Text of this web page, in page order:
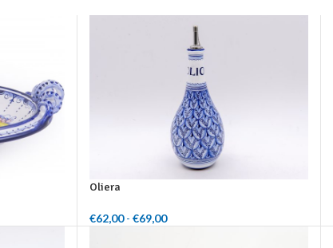
da €230,00
Oliera
€62,00 - €69,00Fascia di prezzo: da €62,00 a